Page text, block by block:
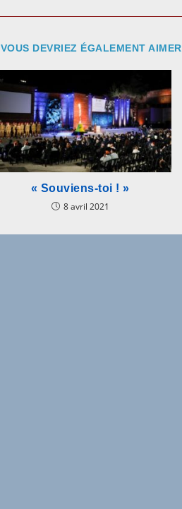
VOUS DEVRIEZ ÉGALEMENT AIMER
« Souviens-toi ! »
8 avril 2021